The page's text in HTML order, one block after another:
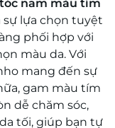
tóc nam màu tím
lựa chọn tuyệt
phối hợp với
màu da. Với
mang đến sự
gam màu tím
dễ chăm sóc,
tối, giúp bạn tự